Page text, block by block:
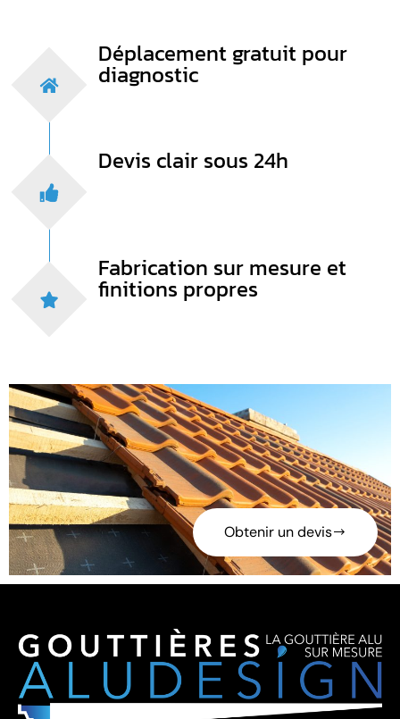
Déplacement gratuit pour
diagnostic
Devis clair sous 24h
Fabrication sur mesure et
finitions propres
Obtenir un devis